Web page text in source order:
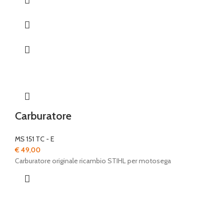
Carburatore
MS 151 TC - E
€49,00
Carburatore originale ricambio STIHL per motosega